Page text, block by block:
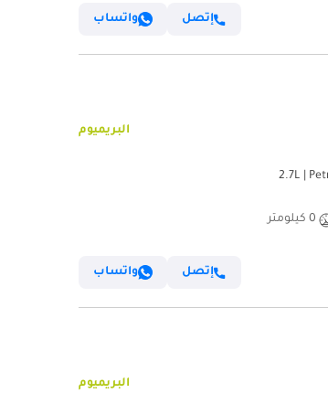
إتصل واتساب
البريميوم
0 كيلومتر
إتصل واتساب
البريميوم